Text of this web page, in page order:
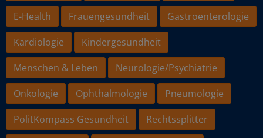
E-Health
Frauengesundheit
Gastroenterologie
Kardiologie
Kindergesundheit
Menschen & Leben
Neurologie/Psychiatrie
Onkologie
Ophthalmologie
Pneumologie
PolitKompass Gesundheit
Rechtssplitter